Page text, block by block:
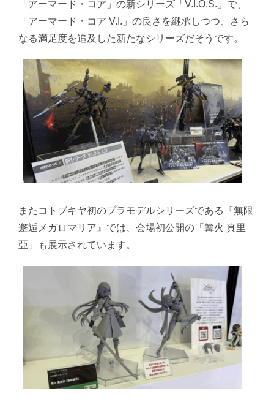
「アーマード・コア」の新シリーズ「V.I.O.S.」で、
「アーマード・コア V.I.」の良さを継承しつつ、さら
なる満足度を追及した新たなシリーズだそうです。
またコトブキヤ初のプラモデルシリーズである『無限
邂逅メガロマリア』では、会場初公開の「篝火 真里
亞」も展示されています。